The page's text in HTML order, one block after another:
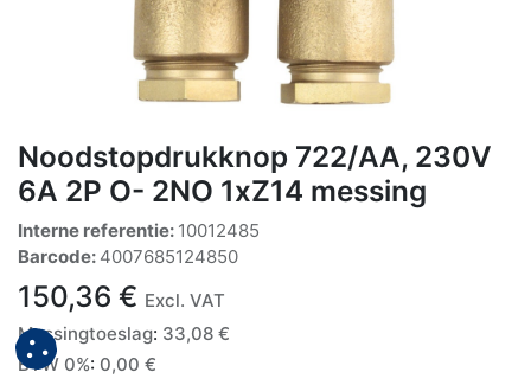
Noodstopdrukknop 722/AA, 230V
6A 2P O- 2NO 1xZ14 messing
Interne referentie: 10012485
Barcode: 4007685124850
150,36 € Excl. VAT
Messingtoeslag: 33,08 €
BTW 0%: 0,00 €